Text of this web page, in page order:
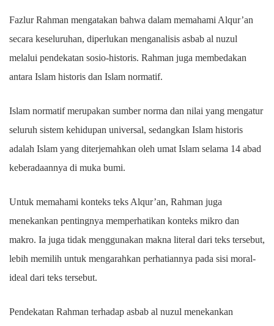
Fazlur Rahman mengatakan bahwa dalam memahami Alqur’an
secara keseluruhan, diperlukan menganalisis asbab al nuzul
melalui pendekatan sosio-historis. Rahman juga membedakan
antara Islam historis dan Islam normatif.
Islam normatif merupakan sumber norma dan nilai yang mengatur
seluruh sistem kehidupan universal, sedangkan Islam historis
adalah Islam yang diterjemahkan oleh umat Islam selama 14 abad
keberadaannya di muka bumi.
Untuk memahami konteks teks Alqur’an, Rahman juga
menekankan pentingnya memperhatikan konteks mikro dan
makro. Ia juga tidak menggunakan makna literal dari teks tersebut,
lebih memilih untuk mengarahkan perhatiannya pada sisi moral-
ideal dari teks tersebut.
Pendekatan Rahman terhadap asbab al nuzul menekankan